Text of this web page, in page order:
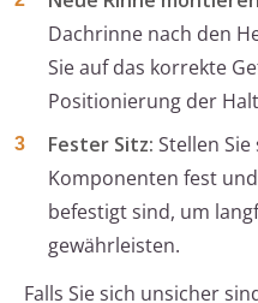
Dachrinne nach den
Sie auf das korrekte
Positionierung der
Fester Sitz: Stellen
Komponenten fest
befestigt sind, um
gewährleisten.
Falls Sie sich unsicher